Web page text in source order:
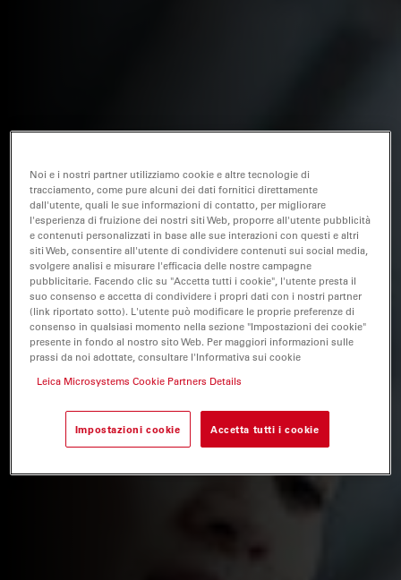
Noi e i nostri partner utilizziamo cookie e altre tecnologie di
tracciamento, come pure alcuni dei dati fornitici direttamente
dall'utente, quali le sue informazioni di contatto, per migliorare
l'esperienza di fruizione dei nostri siti Web, proporre all'utente pubblicità
e contenuti personalizzati in base alle sue interazioni con questi e altri
siti Web, consentire all'utente di condividere contenuti sui social media,
svolgere analisi e misurare l'efficacia delle nostre campagne
pubblicitarie. Facendo clic su "Accetta tutti i cookie", l'utente presta il
suo consenso e accetta di condividere i propri dati con i nostri partner
(link riportato sotto). L'utente può modificare le proprie preferenze di
consenso in qualsiasi momento nella sezione "Impostazioni dei cookie"
presente in fondo al nostro sito Web. Per maggiori informazioni sulle
prassi da noi adottate, consultare l'Informativa sui cookie
Leica Microsystems Cookie Partners Details
Impostazioni cookie Accetta tutti i cookie